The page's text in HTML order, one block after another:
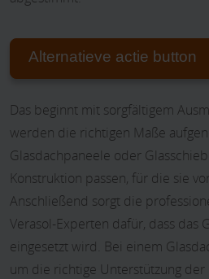
Alternatieve actie button
Das beginnt mit sorgfältigem
werden die richtigen Maße
Glasdachpaneele oder
Konstruktion passen, für die sie
Anschließend sorgt die
Verasol-Experten dafür, dass das
eingesetzt wird. Bei einem
um die richtige Unterstützung der